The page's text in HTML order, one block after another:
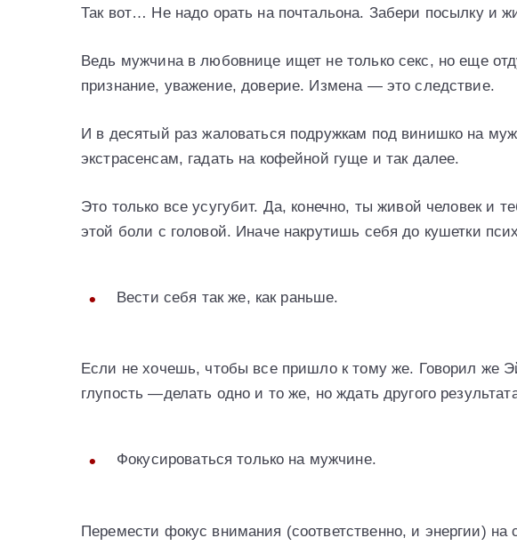
Так вот… Не надо орать на почтальона. Забери посылку и
Ведь мужчина в любовнице ищет не только секс, но еще
признание, уважение, доверие. Измена — это следствие.
И в десятый раз жаловаться подружкам под винишко на
экстрасенсам, гадать на кофейной гуще и так далее.
Это только все усугубит. Да, конечно, ты живой человек и
этой боли с головой. Иначе накрутишь себя до кушетки
Вести себя так же, как раньше.
Если не хочешь, чтобы все пришло к тому же. Говорил же
глупость —делать одно и то же, но ждать другого
Фокусироваться только на мужчине.
Перемести фокус внимания (соответственно, и энергии)